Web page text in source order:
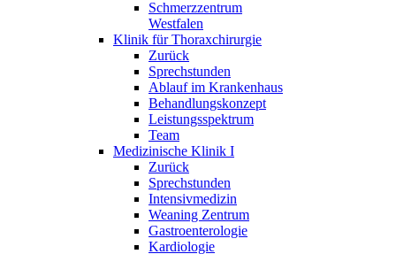
Schmerzzentrum
Westfalen
Klinik für Thoraxchirurgie
Zurück
Sprechstunden
Ablauf im Krankenhaus
Behandlungskonzept
Leistungsspektrum
Team
Medizinische Klinik I
Zurück
Sprechstunden
Intensivmedizin
Weaning Zentrum
Gastroenterologie
Kardiologie